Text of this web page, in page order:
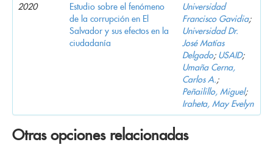
2020
Estudio sobre el fenómeno
de la corrupción en El
Salvador y sus efectos en la
ciudadanía
Universidad
Francisco Gavidia;
Universidad Dr.
José Matías
Delgado; USAID;
Umaña Cerna,
Carlos A.;
Peñailillo, Miguel;
Iraheta, May Evelyn
Otras opciones relacionadas